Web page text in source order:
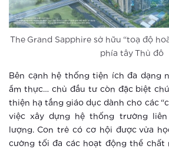
The Grand Sapphire sở hữu “toạ độ
phía tây Thủ đô
Bên cạnh hệ thống tiện ích đa dạng
ẩm thực… chủ đầu tư còn đặc biệt
thiện hạ tầng giáo dục dành cho các
việc xây dựng hệ thống trường liên
lượng. Con trẻ có cơ hội được vừa
cường tối đa các hoạt động thể
em được bảo vệ
Vinhomes Smart
nghiệm tuyệt vời
đại
Xem thêm
Thành phố thông
đón đầu của ông